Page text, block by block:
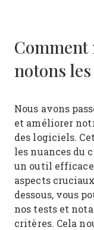
Comment
notons
Nous avons
et améliorer
des logiciels.
les nuances du
un outil
aspects
dessous, vous
nos tests et
critères. Cela